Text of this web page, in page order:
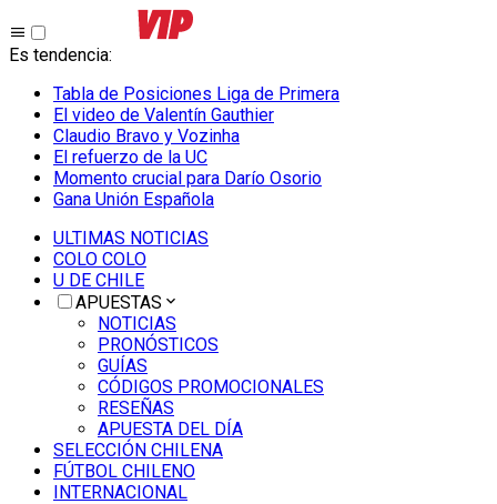
Es tendencia:
Tabla de Posiciones Liga de Primera
El video de Valentín Gauthier
Claudio Bravo y Vozinha
El refuerzo de la UC
Momento crucial para Darío Osorio
Gana Unión Española
ULTIMAS NOTICIAS
COLO COLO
U DE CHILE
APUESTAS
NOTICIAS
PRONÓSTICOS
GUÍAS
CÓDIGOS PROMOCIONALES
RESEÑAS
APUESTA DEL DÍA
SELECCIÓN CHILENA
FÚTBOL CHILENO
INTERNACIONAL